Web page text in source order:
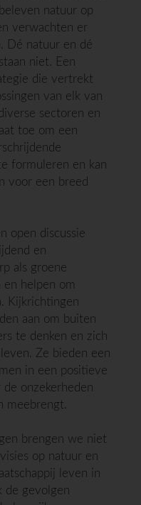
natuur op
verwachten er
Dé natuur en dé
niet. Een
die vertrekt
van elk van
sectoren en
toe om een
formuleren en kan
voor een breed
open discussie
en
als groene
en helpen om
Kijkrichtingen
aan om buiten
te denken en zich
Ze bieden een
in een positieve
onzekerheden
meebrengt.
brengen we niet
op natuur en
leven in
de gevolgen